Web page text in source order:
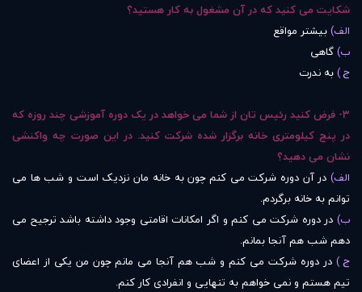
شکایت می کنید که در آن مشغول به کار هستید؟
الف)بیشتر مواقع
ب)گاهی
ج )به ندرت
3- فرض کنید رئیس تان از شما می خواهد در یک دوره آموزشی چند روزه که
در پنج کیلومتری خانه برگزار شده شرکت کنید. در این صورت چه واکنشی
نشان می دهید؟
الف) در آن دوره شرکت می کنم چون به خانه مان نزدیک است و شب ها می
توانم به خانه برگردم.
ب) در دوره شرکت می کنم و اگر امکانات اقامتی وجود داشته باشد ترجیح می
دهم شب هم آنجا بمانم.
ج )در دوره شرکت می کنم و شب هم آنجا می مانم چون من یکی از اعضای
تیم هستم و نمی خواهم به تنهایی و انفرادی کار کنم.